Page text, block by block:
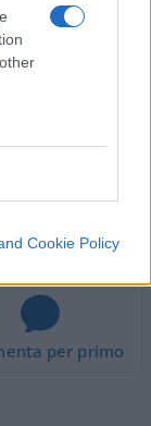
Cookie Policy
settore
nel 2019 e
ha
per primo